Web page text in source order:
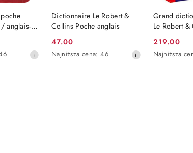
anglais-
Dictionnaire Le Robert &
Collins Poche anglais
Cena
promocyjna:
47.00
Najniższa
Najniższa cena: 46
DO KOSZYKA
Grand
Le Robert
Cena
219.00
Najniższa
Najniższa